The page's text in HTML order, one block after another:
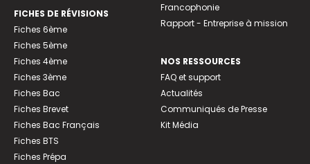
FICHES DE RÉVISIONS
Fiches 6ème
Fiches 5ème
Fiches 4ème
Fiches 3ème
Fiches Bac
Fiches Brevet
Fiches Bac Français
Fiches BTS
Fiches Prépa
Francophonie
Rapport - Entreprise à mission
NOS RESSOURCES
FAQ et support
Actualités
Communiqués de Presse
Kit Média